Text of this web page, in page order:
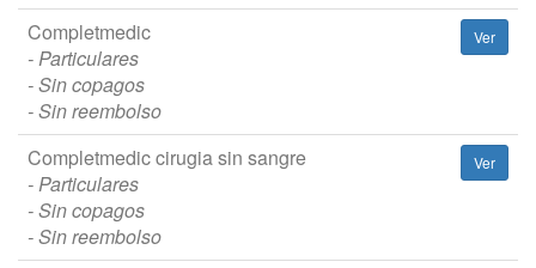
Completmedic
- Particulares
- Sin copagos
- Sin reembolso
Ver
Completmedic cirugia sin sangre
- Particulares
- Sin copagos
- Sin reembolso
Ver